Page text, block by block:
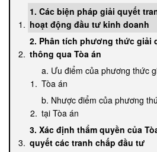
1. Các biện pháp giải quyết
hoạt động đầu tư kinh doanh
2. Phân tích phương thức giải
thông qua Tòa án
a. Ưu điểm của phương thức
Tòa án
b. Nhược điểm của phương
tại Tòa án
3. Xác định thẩm quyền của
quyết các tranh chấp đầu tư